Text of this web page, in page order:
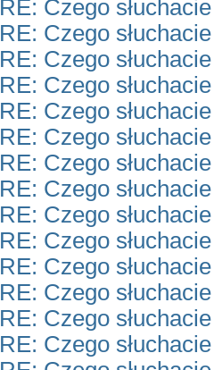
RE: Czego
RE: Czego
RE: Czego
RE: Czego
RE: Czego
RE: Czego
RE: Czego
RE: Czego
RE: Czego
RE: Czego
RE: Czego
RE: Czego
RE: Czego
RE: Czego